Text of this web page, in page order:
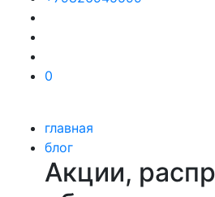
0
главная
блог
Акции,